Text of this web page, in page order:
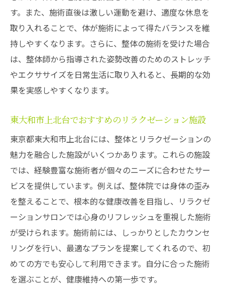
す。また、施術直後は激しい運動を避け、適度な休息を
取り入れることで、体が施術によって得たバランスを維
持しやすくなります。さらに、整体の施術を受けた場合
は、整体師から指導された姿勢改善のためのストレッチ
やエクササイズを日常生活に取り入れると、長期的な効
果を実感しやすくなります。
東大和市上北台でおすすめのリラクゼーション施設
東京都東大和市上北台には、整体とリラクゼーションの
魅力を融合した施設がいくつかあります。これらの施設
では、経験豊富な施術者が個々のニーズに合わせたサー
ビスを提供しています。例えば、整体院では身体の歪み
を整えることで、根本的な健康改善を目指し、リラクゼ
ーションサロンでは心身のリフレッシュを重視した施術
が受けられます。施術前には、しっかりとしたカウンセ
リングを行い、最適なプランを提案してくれるので、初
めての方でも安心して利用できます。自分に合った施術
を選ぶことが、健康維持への第一歩です。